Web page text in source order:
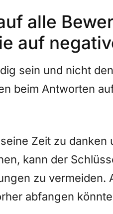
alle
auf
sein und nicht
beim Antworten
Zeit zu danken
kann der
zu vermeiden.
abfangen